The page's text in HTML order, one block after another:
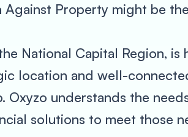
Against Property might be
National Capital Region, is
location and well-
understands the
solutions to meet those